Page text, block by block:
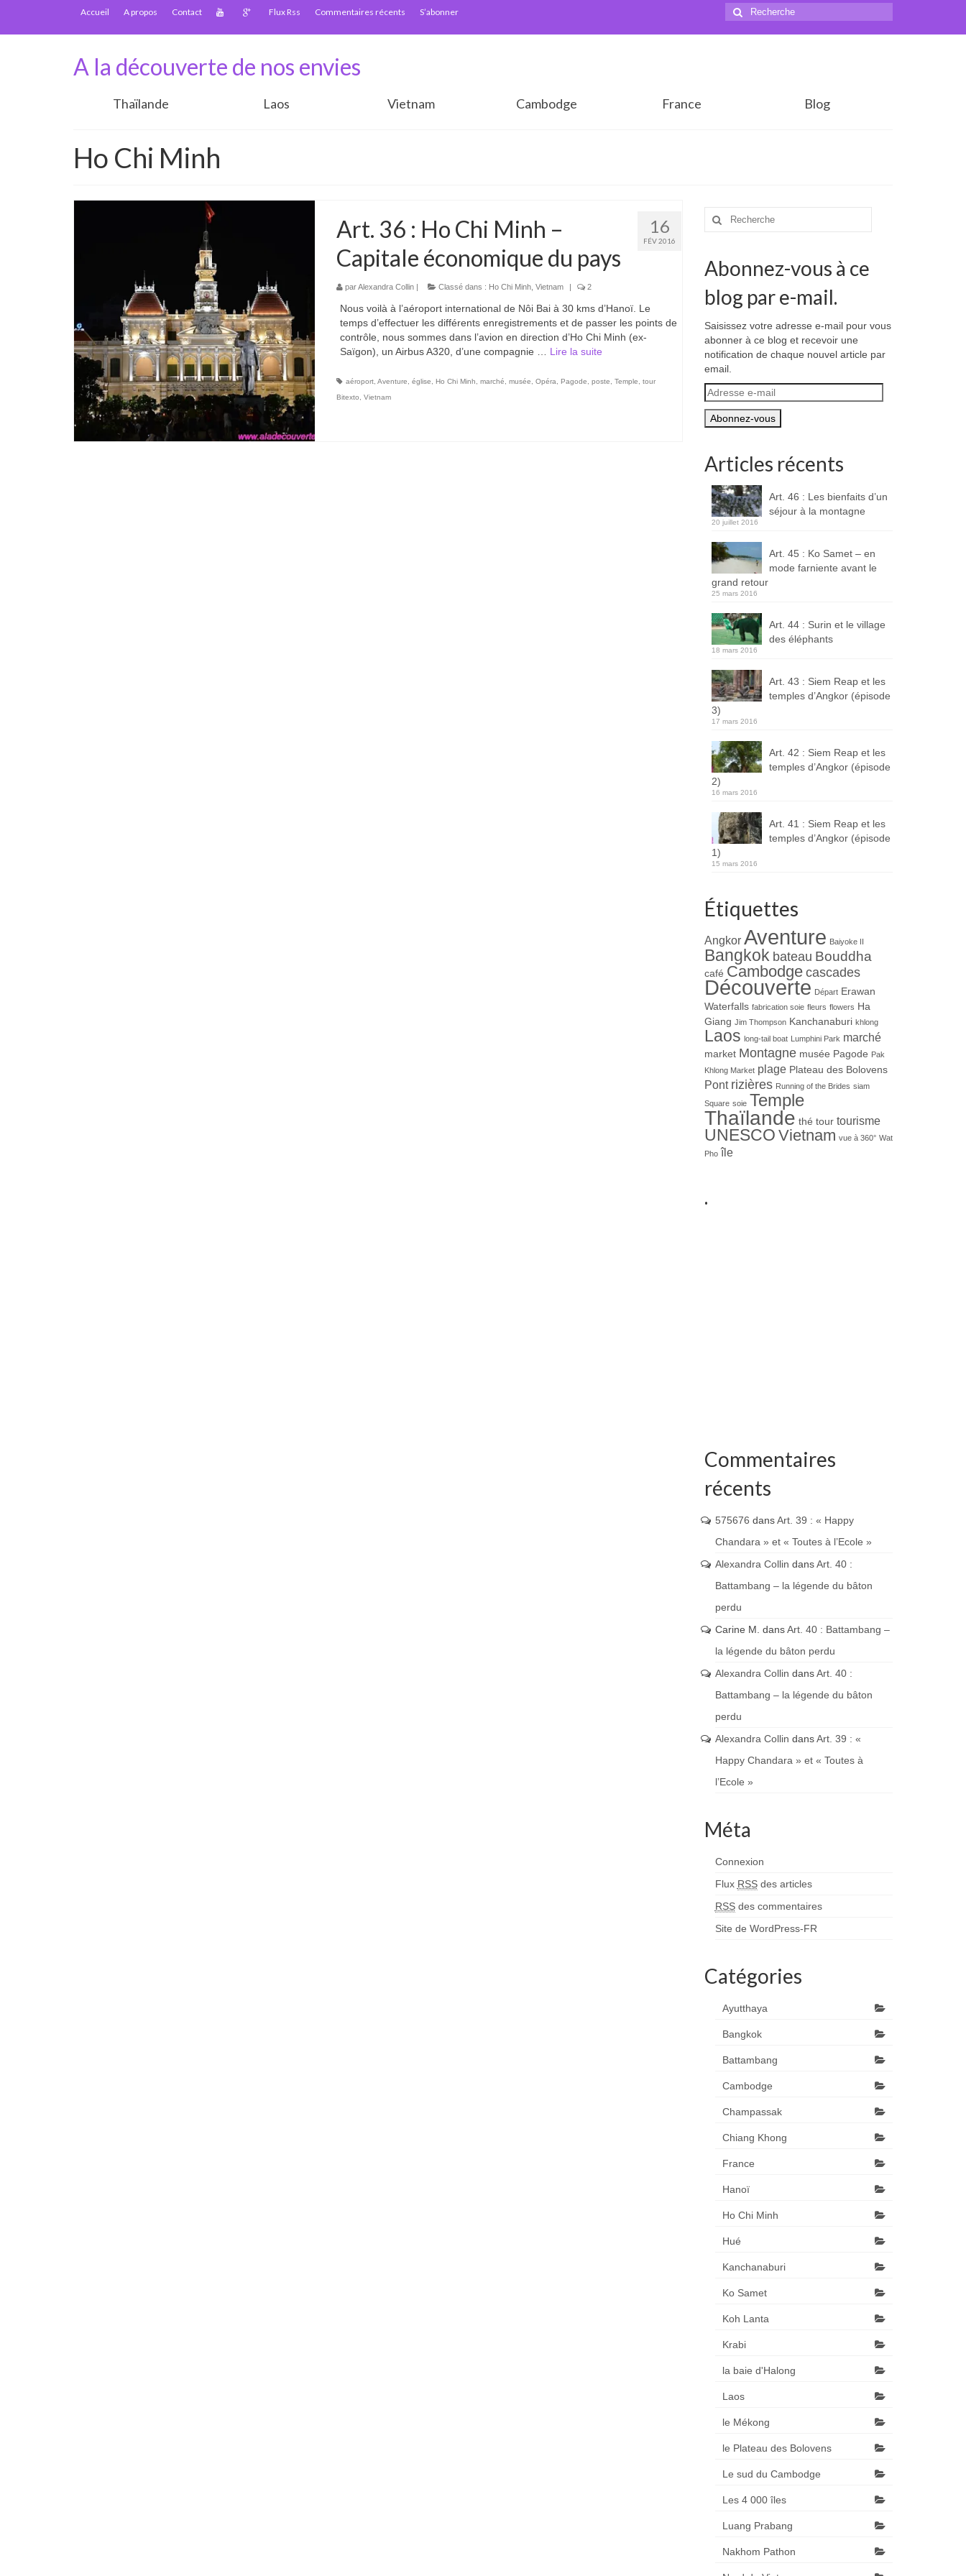
Accueil A propos Contact Flux Rss Commentaires récents S’abonner
Rechercher
:
A la découverte de nos envies
Thaïlande Laos Vietnam Cambodge France Blog
Ho Chi Minh
16
FÉV 2016
Art. 36 : Ho Chi Minh –
Capitale économique du pays
parAlexandra Collin| Classé dans : Ho Chi Minh, Vietnam | 2
Nous voilà à l’aéroport international de Nôi Bai à 30 kms d’Hanoï. Le
temps d’effectuer les différents enregistrements et de passer les points de
contrôle, nous sommes dans l’avion en direction d’Ho Chi Minh (ex-
Saïgon), un Airbus A320, d’une compagnie … Lire la suite­­
aéroport, Aventure église Ho Chi Minh marché musée Opéra Pagode poste Temple
tour
Bitexto
Vietnam
Rechercher
Abonnez-vous à ce
blog par e-mail.
Saisissez votre adresse e-mail pour vous
abonner à ce blog et recevoir une
notification de chaque nouvel article par
email.
Adresse
e-
mail
Articles récents
Art. 46 : Les bienfaits d’un
séjour à la montagne
20 juillet 2016
Art. 45 : Ko Samet – en
mode farniente avant le
grand retour
25 mars 2016
Art. 44 : Surin et le village
des éléphants
18 mars 2016
Art. 43 : Siem Reap et les
temples d’Angkor (épisode
3)
17 mars 2016
Art. 42 : Siem Reap et les
temples d’Angkor (épisode
2)
16 mars 2016
Art. 41 : Siem Reap et les
temples d’Angkor (épisode
1)
15 mars 2016
Étiquettes
Angkor Aventure Baiyoke II
Bangkok bateau Bouddha
café Cambodge cascades
Découverte Départ Erawan
Waterfalls fabrication soie fleurs flowers Ha
Giang Jim Thompson Kanchanaburi khlong
Laos long-tail boat Lumphini Park marché
market Montagne musée Pagode Pak
Khlong Market plage Plateau des Bolovens
Pont rizières Running of the Brides siam
Square soie Temple
Thaïlande thé tour tourisme
UNESCO Vietnam vue à 360° Wat
Pho île
.
Commentaires
récents
575676 dansArt. 39 : « Happy
Chandara » et « Toutes à l’Ecole »
Alexandra Collin dansArt. 40 :
Battambang – la légende du bâton
perdu
Carine M. dansArt. 40 : Battambang –
la légende du bâton perdu
Alexandra Collin dansArt. 40 :
Battambang – la légende du bâton
perdu
Alexandra Collin dansArt. 39 : «
Happy Chandara » et « Toutes à
l’Ecole »
Méta
Connexion
Flux RSSdes articles
RSSdes commentaires
Site de WordPress-FR
Catégories
Ayutthaya
Bangkok
Battambang
Cambodge
Champassak
Chiang Khong
France
Hanoï
Ho Chi Minh
Hué
Kanchanaburi
Ko Samet
Koh Lanta
Krabi
la baie d'Halong
Laos
le Mékong
le Plateau des Bolovens
Le sud du Cambodge
Les 4 000 îles
Luang Prabang
Nakhom Pathon